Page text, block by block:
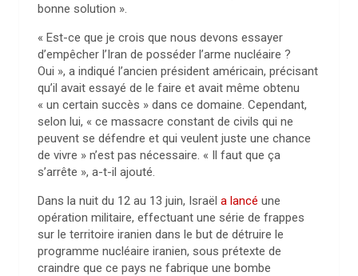
bonne solution ».
« Est-ce que je crois que nous devons essayer
d’empêcher l’Iran de posséder l’arme nucléaire ?
Oui », a indiqué l’ancien président américain, précisant
qu’il avait essayé de le faire et avait même obtenu
« un certain succès » dans ce domaine. Cependant,
selon lui, « ce massacre constant de civils qui ne
peuvent se défendre et qui veulent juste une chance
de vivre » n’est pas nécessaire. « Il faut que ça
s’arrête », a-t-il ajouté.
Dans la nuit du 12 au 13 juin, Israël a lancé une
opération militaire, effectuant une série de frappes
sur le territoire iranien dans le but de détruire le
programme nucléaire iranien, sous prétexte de
craindre que ce pays ne fabrique une bombe